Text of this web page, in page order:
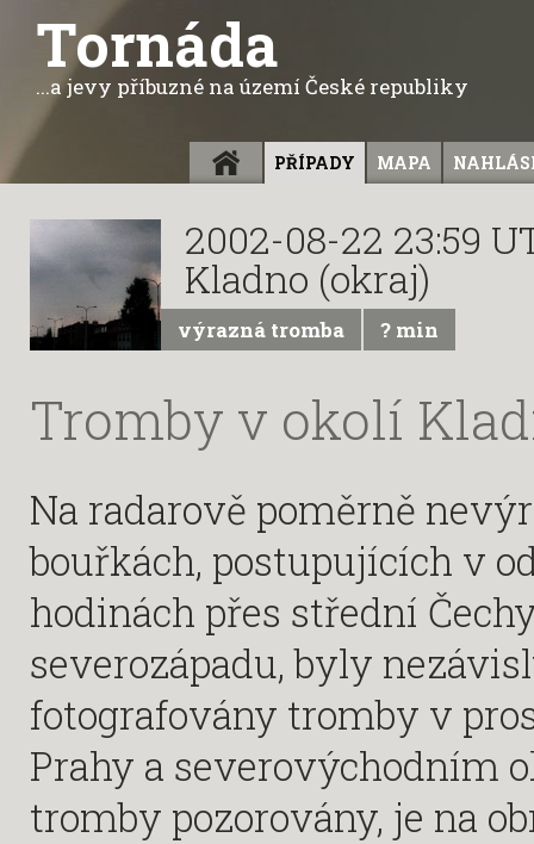
Tornáda
...a jevy příbuzné na území České republiky
ÚVOD PŘÍPADY MAPA
2002-08-22 23:59
Kladno (okraj)
výrazná tromba ? min
Tromby v okolí
Na radarově poměrně
bouřkách, postupujících v
hodinách přes střední
severozápadu, byly
fotografovány tromby v
Prahy a severovýchodním
tromby pozorovány, je na